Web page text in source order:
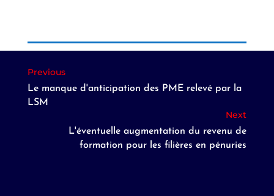
Le manque d'anticipation des PME relevé par la
LSM
L'éventuelle augmentation du revenu de
formation pour les filières en pénuries